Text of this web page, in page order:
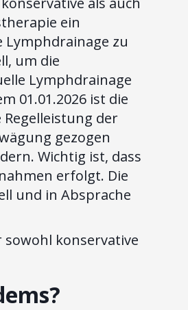
ein
Lymphdrainage zu
um die
Lymphdrainage
01.01.2026 ist die
der
gezogen
Wichtig ist, dass
erfolgt. Die
und in Absprache
konservative